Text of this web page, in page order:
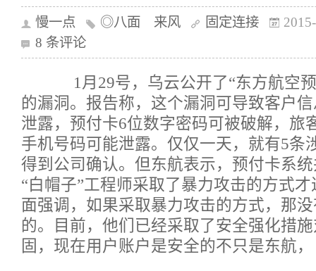
慢一点 ◎八面 来风 固定连接
8 条评论
1月29号，乌云公开了“东方航空预
的漏洞。报告称，这个漏洞可导致客户
泄露，预付卡6位数字密码可被破解，旅
手机号码可能泄露。仅仅一天，就有5条
得到公司确认。但东航表示，预付卡系
“白帽子”工程师采取了暴力攻击的方式
面强调，如果采取暴力攻击的方式，那
的。目前，他们已经采取了安全强化措
固，现在用户账户是安全的不只是东航，